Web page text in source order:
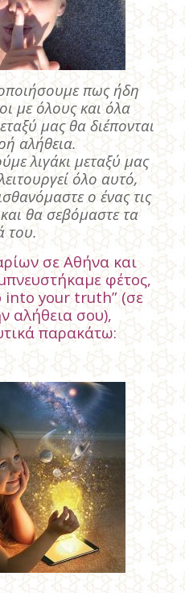
πως ήδη
με όλους και όλα
μας θα διέπονται
αλήθεια.
λιγάκι μεταξύ μας
όλο αυτό,
ο ένας τις
θα σεβόμαστε τα
του.
σε Αθήνα και
φέτος,
into your truth” (σε
αλήθεια σου),
παρακάτω: